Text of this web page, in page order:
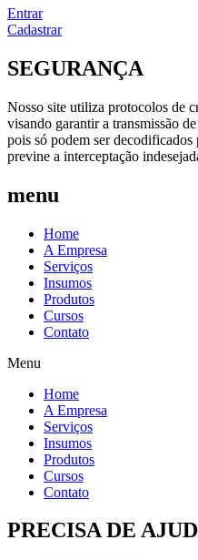
Entrar
Cadastrar
SEGURANÇA
Nosso site utiliza protocolos de
visando garantir a transmissão
pois só podem ser
previne a interceptação
menu
Home
A Empresa
Serviços
Insumos
Produtos
Cursos
Contato
Menu
Home
A Empresa
Serviços
Insumos
Produtos
Cursos
Contato
PRECISA DE